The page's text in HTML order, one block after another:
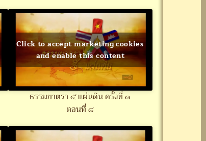
Click to accept marketing cookies
and enable this content
ธรรมยาตรา ๕ แผ่นดิน ครั้งที่ ๑
ตอนที่ ๘